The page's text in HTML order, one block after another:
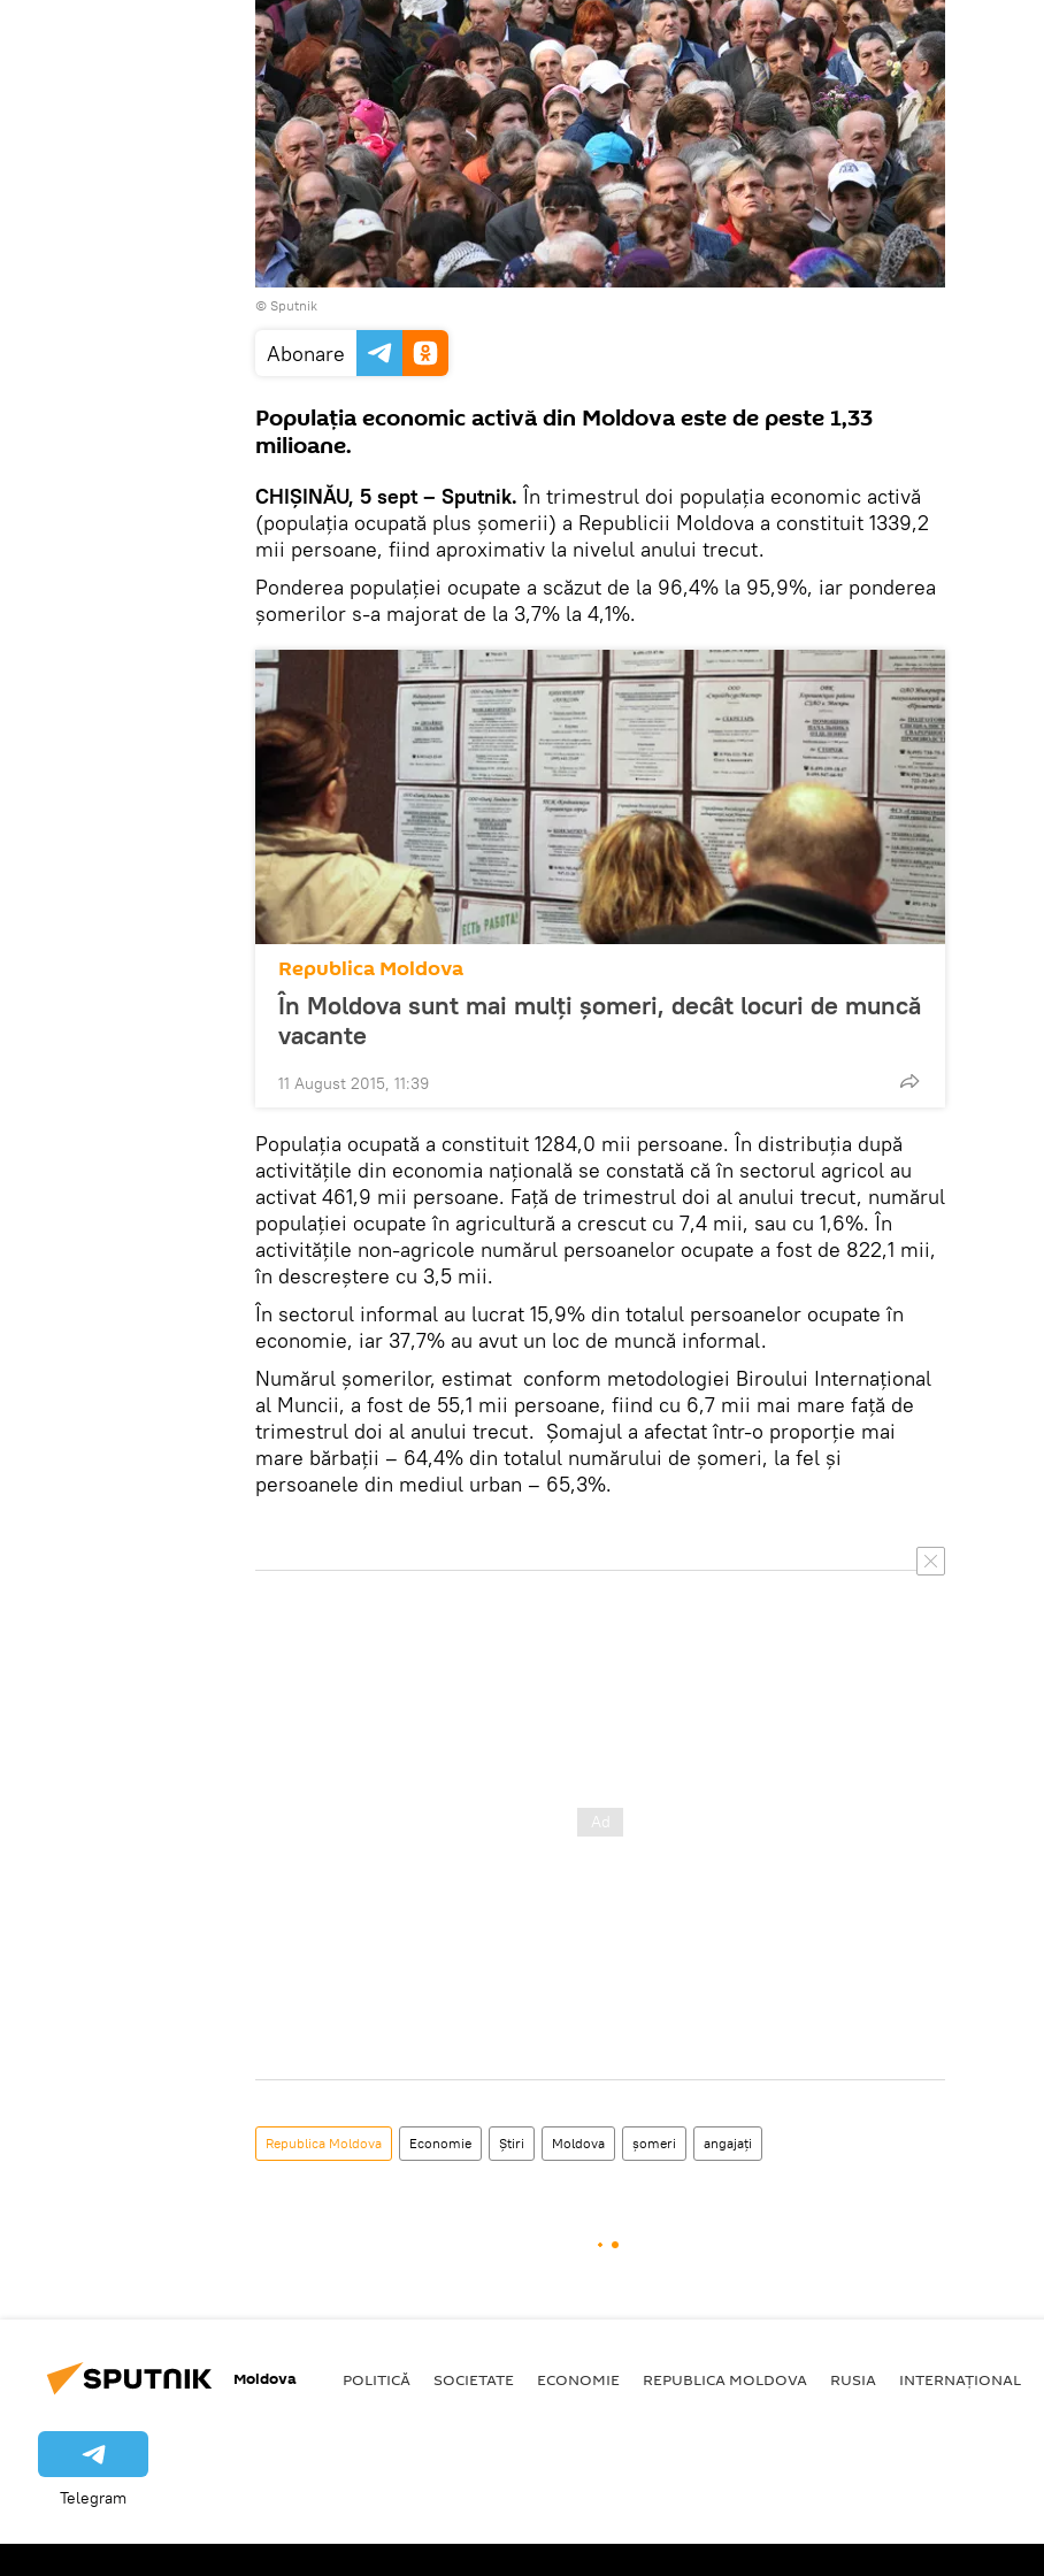
© Sputnik
Abonare
Populaţia economic activă din Moldova este de peste 1,33
milioane.
CHIŞINĂU, 5 sept – Sputnik. În trimestrul doi populaţia economic activă
(populaţia ocupată plus şomerii) a Republicii Moldova a constituit 1339,2
mii persoane, fiind aproximativ la nivelul anului trecut.
Ponderea populaţiei ocupate a scăzut de la 96,4% la 95,9%, iar ponderea
şomerilor s-a majorat de la 3,7% la 4,1%.
Republica Moldova
În Moldova sunt mai mulţi şomeri, decât locuri de muncă
vacante
11 August 2015, 11:39
Populaţia ocupată a constituit 1284,0 mii persoane. În distribuţia după
activităţile din economia naţională se constată că în sectorul agricol au
activat 461,9 mii persoane. Faţă de trimestrul doi al anului trecut, numărul
populaţiei ocupate în agricultură a crescut cu 7,4 mii, sau cu 1,6%. În
activităţile non-agricole numărul persoanelor ocupate a fost de 822,1 mii,
în descreştere cu 3,5 mii.
În sectorul informal au lucrat 15,9% din totalul persoanelor ocupate în
economie, iar 37,7% au avut un loc de muncă informal.
Numărul şomerilor, estimat conform metodologiei Biroului Internaţional
al Muncii, a fost de 55,1 mii persoane, fiind cu 6,7 mii mai mare faţă de
trimestrul doi al anului trecut. Şomajul a afectat într-o proporţie mai
mare bărbaţii – 64,4% din totalul numărului de şomeri, la fel şi
persoanele din mediul urban – 65,3%.
Republica Moldova Economie Știri Moldova şomeri angajaţi
Moldova POLITICĂ SOCIETATE ECONOMIE REPUBLICA MOLDOVA RUSIA INTERNAȚIONAL
Telegram